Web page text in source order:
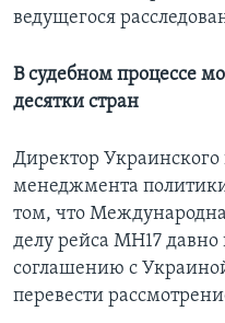
ведущегося
В судебном процессе
десятки стран
Директор Украинского
менеджмента
том, что
делу рейса МН17 давно
соглашению с
перевести